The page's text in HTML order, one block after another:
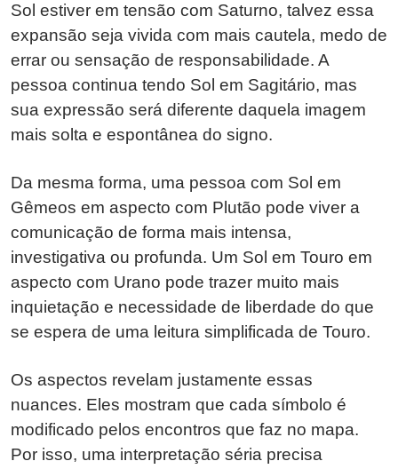
Sol estiver em tensão com Saturno, talvez essa
expansão seja vivida com mais cautela, medo de
errar ou sensação de responsabilidade. A
pessoa continua tendo Sol em Sagitário, mas
sua expressão será diferente daquela imagem
mais solta e espontânea do signo.
Da mesma forma, uma pessoa com Sol em
Gêmeos em aspecto com Plutão pode viver a
comunicação de forma mais intensa,
investigativa ou profunda. Um Sol em Touro em
aspecto com Urano pode trazer muito mais
inquietação e necessidade de liberdade do que
se espera de uma leitura simplificada de Touro.
Os aspectos revelam justamente essas
nuances. Eles mostram que cada símbolo é
modificado pelos encontros que faz no mapa.
Por isso, uma interpretação séria precisa